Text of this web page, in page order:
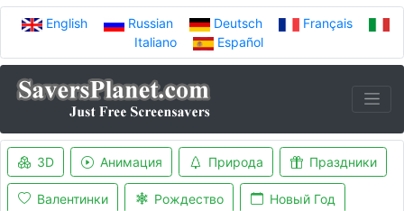
English Russian Deutsch
Français
Italiano
Español
3D Анимация Природа Праздники
Валентинки Рождество Новый Год